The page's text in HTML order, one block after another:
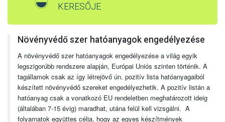
KERESŐJE
Növényvédő szer hatóanyagok engedélyezése
A növényvédő szer hatóanyagok engedélyezése a világ egyik
legszigorúbb rendszere alapján, Európai Uniós szinten történik. A
tagállamok csak az így létrejövő ún. pozitív lista hatóanyagaiból
készített növényvédő szereket engedélyezhetik. A pozitív listán a
hatóanyag csak a vonatkozó EU rendeletben meghatározott ideig
(általában 7-15 évig) maradhat, utána felül kell vizsgálni. A
folyamatok együttes célja, hogy az egyes készítmények